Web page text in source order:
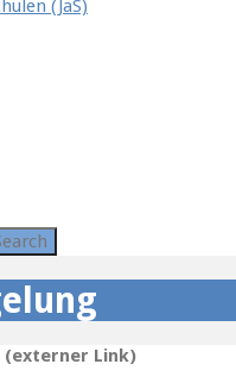
(JaS)
(externer Link)